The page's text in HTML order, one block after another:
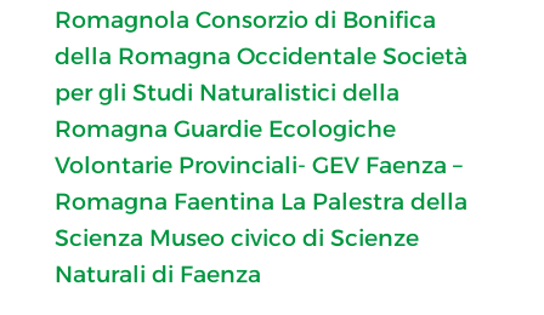
Romagnola Consorzio di Bonifica
della Romagna Occidentale Società
per gli Studi Naturalistici della
Romagna Guardie Ecologiche
Volontarie Provinciali- GEV Faenza –
Romagna Faentina La Palestra della
Scienza Museo civico di Scienze
Naturali di Faenza